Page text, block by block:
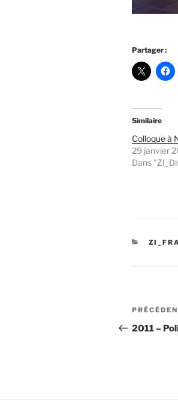
Partager :
Similaire
Colloque à
29 janvier
Dans
de
Article
2011 –